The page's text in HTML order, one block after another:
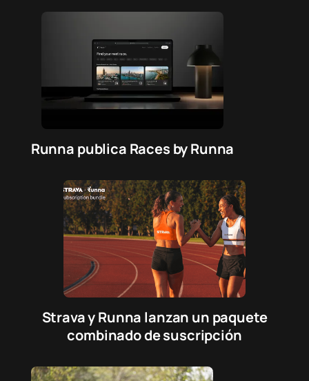
Runna publica Races by Runna
Strava y Runna lanzan un paquete
combinado de suscripción